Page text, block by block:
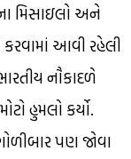
મિસાઇલો અને
કરવામાં આવી રહેલી
નૌકાદળે
હુમલો કર્યો.
પણ જોવા